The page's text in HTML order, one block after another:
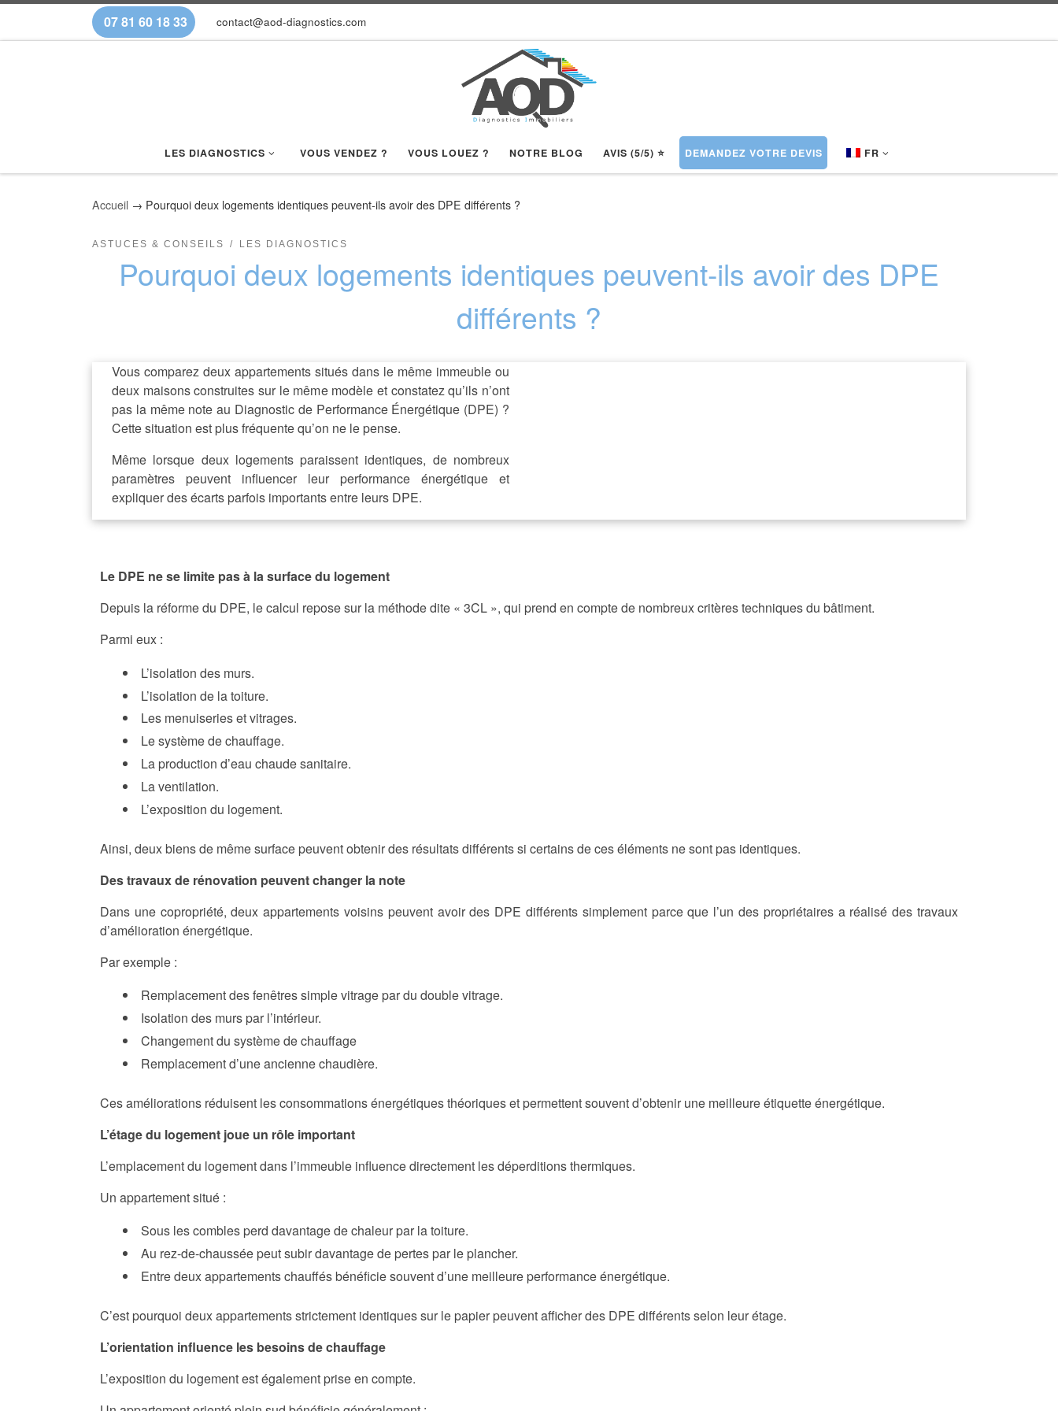
Skip to content07 81 60 18 33 contact@aod-diagnostics.com
LES DIAGNOSTICS VOUS VENDEZ ? VOUS LOUEZ ? NOTRE BLOG AVIS (5/5) ⭐️ DEMANDEZ VOTRE DEVIS FR
Accueil → Pourquoi deux logements identiques peuvent-ils avoir des DPE différents ?
ASTUCES & CONSEILS LES DIAGNOSTICS
Pourquoi deux logements identiques peuvent-ils avoir des DPE
différents ?
Vous comparez deux appartements situés dans le même immeuble ou
deux maisons construites sur le même modèle et constatez qu’ils n’ont
pas la même note au Diagnostic de Performance Énergétique (DPE) ?
Cette situation est plus fréquente qu’on ne le pense.
Même lorsque deux logements paraissent identiques, de nombreux
paramètres peuvent influencer leur performance énergétique et
expliquer des écarts parfois importants entre leurs DPE.
Le DPE ne se limite pas à la surface du logement
Depuis la réforme du DPE, le calcul repose sur la méthode dite « 3CL », qui prend en compte de nombreux critères techniques du bâtiment.
Parmi eux :
L’isolation des murs.
L’isolation de la toiture.
Les menuiseries et vitrages.
Le système de chauffage.
La production d’eau chaude sanitaire.
La ventilation.
L’exposition du logement.
Ainsi, deux biens de même surface peuvent obtenir des résultats différents si certains de ces éléments ne sont pas identiques.
Des travaux de rénovation peuvent changer la note
Dans une copropriété, deux appartements voisins peuvent avoir des DPE différents simplement parce que l’un des propriétaires a réalisé des travaux
d’amélioration énergétique.
Par exemple :
Remplacement des fenêtres simple vitrage par du double vitrage.
Isolation des murs par l’intérieur.
Changement du système de chauffage
Remplacement d’une ancienne chaudière.
Ces améliorations réduisent les consommations énergétiques théoriques et permettent souvent d’obtenir une meilleure étiquette énergétique.
L’étage du logement joue un rôle important
L’emplacement du logement dans l’immeuble influence directement les déperditions thermiques.
Un appartement situé :
Sous les combles perd davantage de chaleur par la toiture.
Au rez-de-chaussée peut subir davantage de pertes par le plancher.
Entre deux appartements chauffés bénéficie souvent d’une meilleure performance énergétique.
C’est pourquoi deux appartements strictement identiques sur le papier peuvent afficher des DPE différents selon leur étage.
L’orientation influence les besoins de chauffage
L’exposition du logement est également prise en compte.